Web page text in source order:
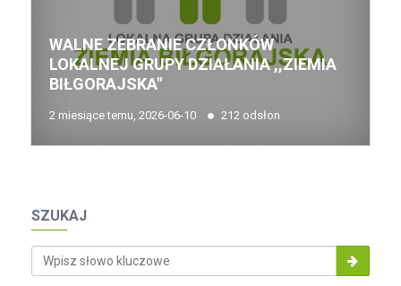
WALNE ZEBRANIE CZŁONKÓW
LOKALNEJ GRUPY DZIAŁANIA ,,ZIEMIA
BIŁGORAJSKA"
2 miesiące temu, 2026-06-10 212 odsłon
SZUKAJ